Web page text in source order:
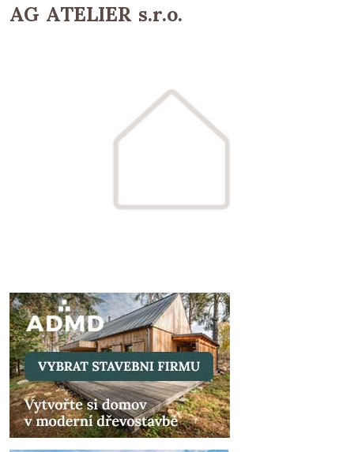
AG ATELIER s.r.o.